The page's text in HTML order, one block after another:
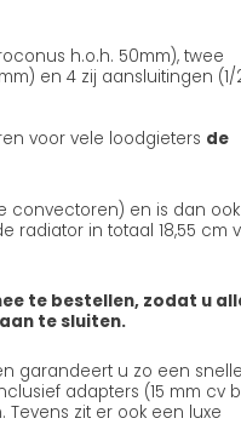
h.o.h. 50mm), twee
en 4 zij aansluitingen (1/
voor vele loodgieters de
convectoren) en is dan
radiator in totaal 18,55 cm
te bestellen, zodat u
te sluiten.
garandeert u zo een
adapters (15 mm cv
zit er ook een luxe